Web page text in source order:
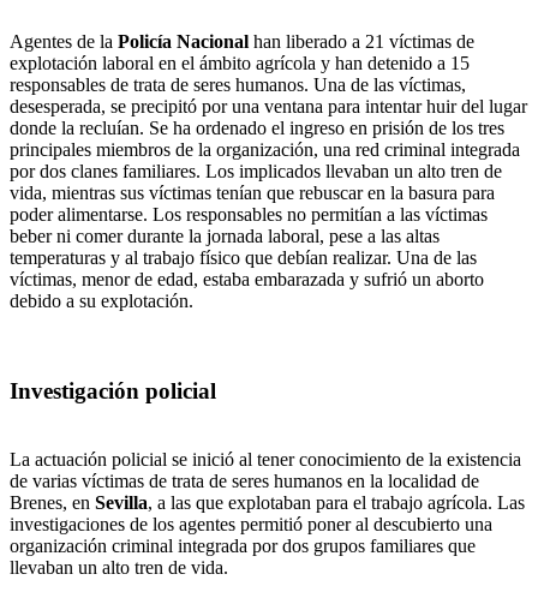
Agentes de la Policía Nacional han liberado a 21 víctimas de
explotación laboral en el ámbito agrícola y han detenido a 15
responsables de trata de seres humanos. Una de las víctimas,
desesperada, se precipitó por una ventana para intentar huir del lugar
donde la recluían. Se ha ordenado el ingreso en prisión de los tres
principales miembros de la organización, una red criminal integrada
por dos clanes familiares. Los implicados llevaban un alto tren de
vida, mientras sus víctimas tenían que rebuscar en la basura para
poder alimentarse. Los responsables no permitían a las víctimas
beber ni comer durante la jornada laboral, pese a las altas
temperaturas y al trabajo físico que debían realizar. Una de las
víctimas, menor de edad, estaba embarazada y sufrió un aborto
debido a su explotación.
Investigación policial
La actuación policial se inició al tener conocimiento de la existencia
de varias víctimas de trata de seres humanos en la localidad de
Brenes, en Sevilla, a las que explotaban para el trabajo agrícola. Las
investigaciones de los agentes permitió poner al descubierto una
organización criminal integrada por dos grupos familiares que
llevaban un alto tren de vida.